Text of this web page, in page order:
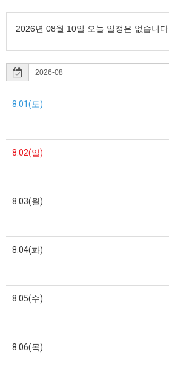
2026년 08월 10일 오늘 일정은 없습니다.
8.01(토)
8.02(일)
8.03(월)
8.04(화)
8.05(수)
8.06(목)